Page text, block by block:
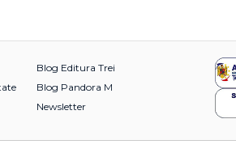
Blog Editura Trei
Blog Pandora M
Newsletter